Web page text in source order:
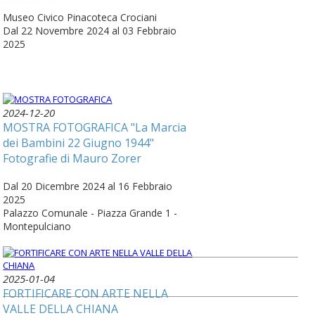
Museo Civico Pinacoteca Crociani
Dal 22 Novembre 2024 al 03 Febbraio
2025
2024-12-20
MOSTRA FOTOGRAFICA "La Marcia
dei Bambini 22 Giugno 1944"
Fotografie di Mauro Zorer
Dal 20 Dicembre 2024 al 16 Febbraio
2025
Palazzo Comunale - Piazza Grande 1 -
Montepulciano
2025-01-04
FORTIFICARE CON ARTE NELLA
VALLE DELLA CHIANA